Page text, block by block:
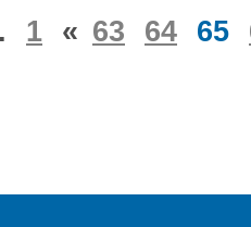
1 « 63 64 65